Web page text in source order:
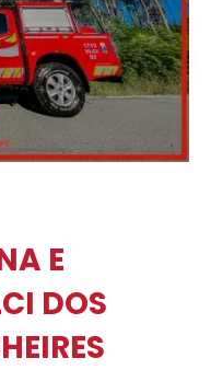
E
DOS